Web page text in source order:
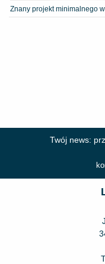
Znany projekt minimalnego
Twój news: